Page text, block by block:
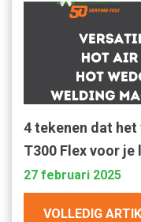
4 tekenen dat
T300 Flex voor je
27 februari 2025
VOLLEDIG